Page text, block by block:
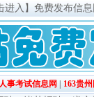
进入】免费发布信
事考试信息网 163贵